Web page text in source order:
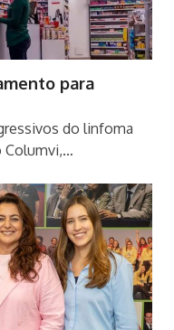
para
do linfoma
Columvi,…